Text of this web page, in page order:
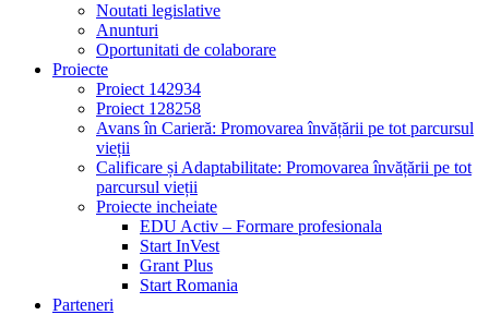
Noutati legislative
Anunturi
Oportunitati de colaborare
Proiecte
Proiect 142934
Proiect 128258
Avans în Carieră: Promovarea învățării pe tot parcursul
vieții
Calificare și Adaptabilitate: Promovarea învățării pe tot
parcursul vieții
Proiecte incheiate
EDU Activ – Formare profesionala
Start InVest
Grant Plus
Start Romania
Parteneri